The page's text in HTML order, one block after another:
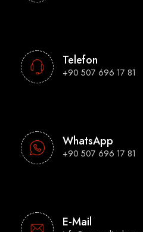
Telefon
+90 507 696 17 81
WhatsApp
+90 507 696 17 81
E-Mail